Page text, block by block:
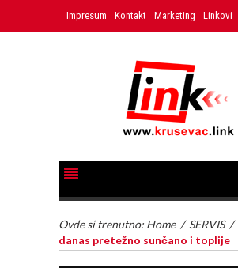
Impresum Kontakt Marketing Linkovi
Ovde si trenutno: Home / SERVIS /
danas pretežno sunčano i toplije